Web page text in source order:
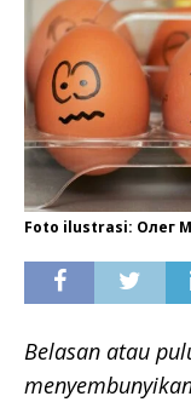
Foto ilustrasi: Олег
Belasan atau